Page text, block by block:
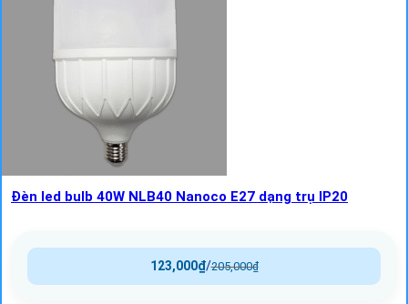
Đèn led bulb 40W NLB40 Nanoco E27 dạng trụ IP20
205,000₫
/
123,000₫